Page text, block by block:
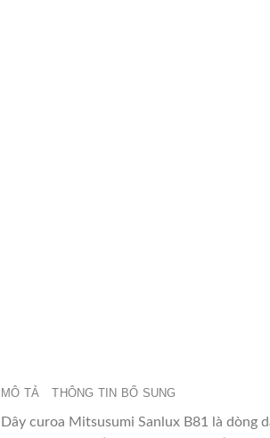
MÔ TẢ THÔNG TIN BỔ SUNG
Dây curoa Mitsusumi Sanlux B81 là dòng